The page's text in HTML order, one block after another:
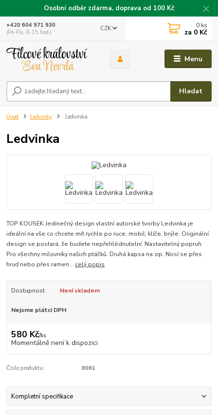
Osobní odběr zdarma, doprava od 100 Kč
Menu
CZK
Hledat
+420 604 971 930
(Po-Pá, 8-15 hod.)
0 ks
za 0 Kč
Úvod Ledvinky Ledvinka
Ledvinka
TOP KOUSEK Jedinečný design vlastní autorské tvorby Ledvinka je
ideální na vše co chcete mít rychle po ruce, mobil, klíče, brýle. Originální
design se postará, že budete nepřehlédnutelní. Nastavitelný popruh.
Pro všechny milovníky našich ptáčků. Druhá kapsa na zip. Nosí se přes
hruď nebo přes ramen... celý popis
Dostupnost Není skladem
Nejsme plátci DPH
580 Kč/ks
Momentálně není k dispozici
Číslo produktu: 8061
Kompletní specifikace